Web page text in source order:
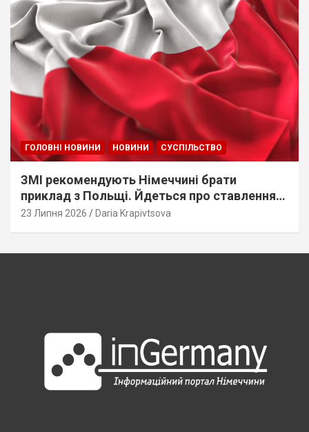
ГОЛОВНІ НОВИНИ НОВИНИ СУСПІЛЬСТВО
ЗМІ рекомендують Німеччині брати
приклад з Польщі. Йдеться про ставлення
до українців
23 Липня 2026 Daria Krapivtsova